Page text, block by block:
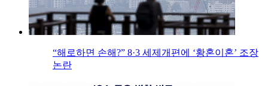
“해로하면 손해?” 8·3 세제개편에 ‘황혼이혼’ 조장
논란